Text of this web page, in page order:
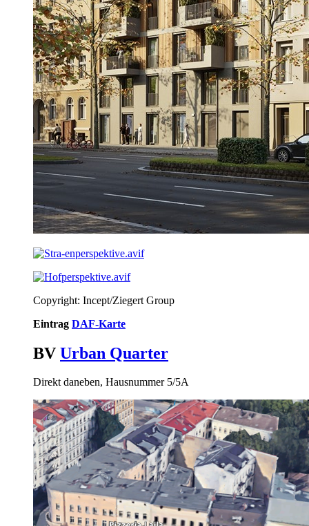
Copyright: Incept/Ziegert Group
Eintrag DAF-Karte
BV Urban Quarter
Direkt daneben, Hausnummer 5/5A